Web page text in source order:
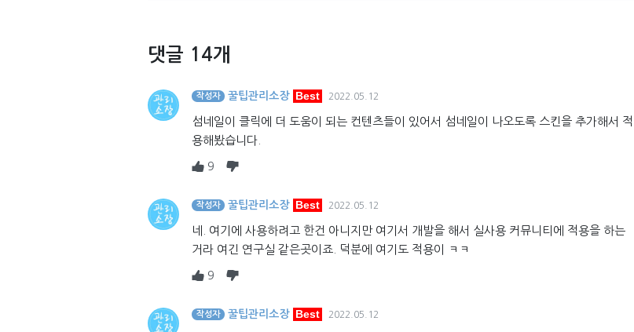
댓글 14개
작성자 꿀팁관리소장 Best 2022.05.12
섬네일이 클릭에 더 도움이 되는 컨텐츠들이 있어서 섬네일이 나오도록 스킨을 추가해서 적
용해봤습니다.
9
작성자 꿀팁관리소장 Best 2022.05.12
네. 여기에 사용하려고 한건 아니지만 여기서 개발을 해서 실사용 커뮤니티에 적용을 하는
거라 여긴 연구실 같은곳이죠. 덕분에 여기도 적용이 ㅋㅋ
9
작성자 꿀팁관리소장 Best 2022.05.12